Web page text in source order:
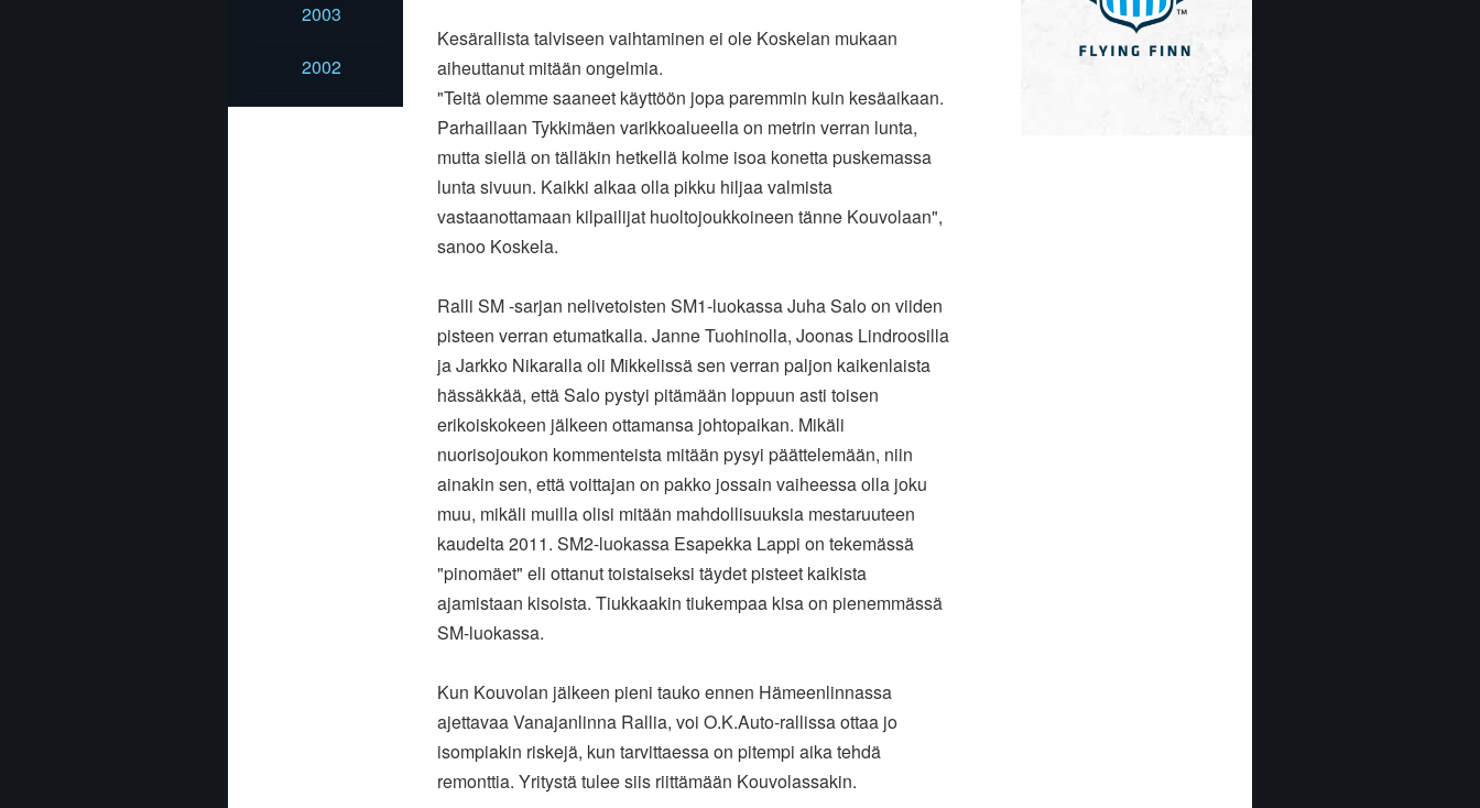
2003
2002
Kesärallista talviseen vaihtaminen ei ole Koskelan mukaan
aiheuttanut mitään ongelmia.
"Teitä olemme saaneet käyttöön jopa paremmin kuin kesäaikaan.
Parhaillaan Tykkimäen varikkoalueella on metrin verran lunta,
mutta siellä on tälläkin hetkellä kolme isoa konetta puskemassa
lunta sivuun. Kaikki alkaa olla pikku hiljaa valmista
vastaanottamaan kilpailijat huoltojoukkoineen tänne Kouvolaan",
sanoo Koskela.
Ralli SM -sarjan nelivetoisten SM1-luokassa Juha Salo on viiden
pisteen verran etumatkalla. Janne Tuohinolla, Joonas Lindroosilla
ja Jarkko Nikaralla oli Mikkelissä sen verran paljon kaikenlaista
hässäkkää, että Salo pystyi pitämään loppuun asti toisen
erikoiskokeen jälkeen ottamansa johtopaikan. Mikäli
nuorisojoukon kommenteista mitään pysyi päättelemään, niin
ainakin sen, että voittajan on pakko jossain vaiheessa olla joku
muu, mikäli muilla olisi mitään mahdollisuuksia mestaruuteen
kaudelta 2011. SM2-luokassa Esapekka Lappi on tekemässä
"pinomäet" eli ottanut toistaiseksi täydet pisteet kaikista
ajamistaan kisoista. Tiukkaakin tiukempaa kisa on pienemmässä
SM-luokassa.
Kun Kouvolan jälkeen pieni tauko ennen Hämeenlinnassa
ajettavaa Vanajanlinna Rallia, voi O.K.Auto-rallissa ottaa jo
isompiakin riskejä, kun tarvittaessa on pitempi aika tehdä
remonttia. Yritystä tulee siis riittämään Kouvolassakin.